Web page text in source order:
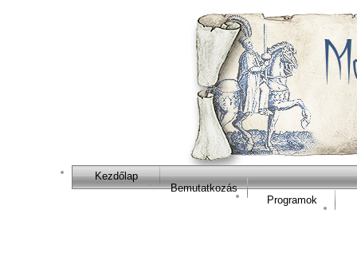
Kezdőlap
Bemutatkozás
Programok